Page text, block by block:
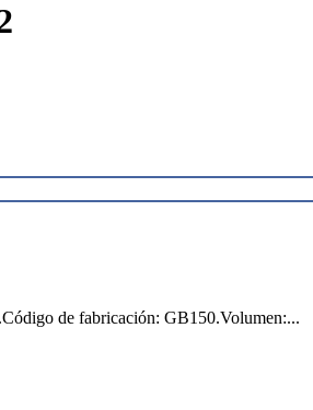
de fabricación: GB150.Volumen:...